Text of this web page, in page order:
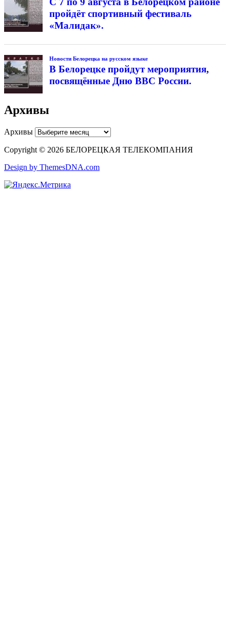
пройдёт спортивный фестиваль
«Малидак».
Новости Белорецка на русском языке
В Белорецке пройдут мероприятия,
посвящённые Дню ВВС России.
Архивы
Архивы
Copyright © 2026 БЕЛОРЕЦКАЯ ТЕЛЕКОМПАНИЯ
Design by ThemesDNA.com